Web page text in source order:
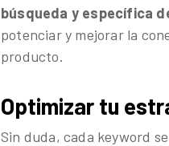
búsqueda y específica
potenciar y mejorar la
producto.
Optimizar tu
Sin duda, cada keyword